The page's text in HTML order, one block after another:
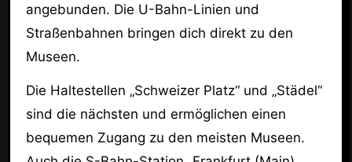
angebunden. Die U-Bahn-Linien und
Straßenbahnen bringen dich direkt zu den
Museen.
Die Haltestellen „Schweizer Platz“ und „Städel“
sind die nächsten und ermöglichen einen
bequemen Zugang zu den meisten Museen.